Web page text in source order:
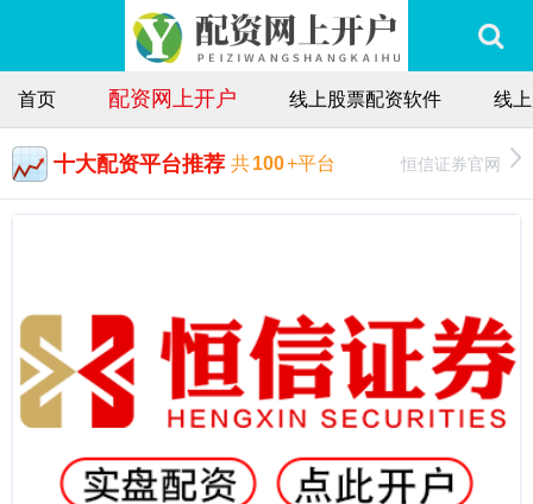
首页 配资网上开户 线上股票配资软件 线
十大配资平台推荐 共100+平台 恒信证券官网